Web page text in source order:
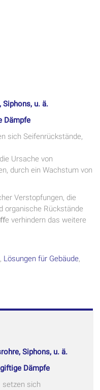
u. ä.
Dämpfe
sich Seifenrückstände,
Ursache von
durch ein Wachstum von
Verstopfungen, die
organische Rückstände
verhindern das weitere
, Lösungen für Gebäude,
Siphons, u. ä.
Dämpfe
setzen sich